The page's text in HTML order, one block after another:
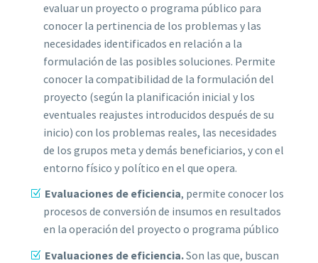
evaluar un proyecto o programa público para
conocer la pertinencia de los problemas y las
necesidades identificados en relación a la
formulación de las posibles soluciones. Permite
conocer la compatibilidad de la formulación del
proyecto (según la planificación inicial y los
eventuales reajustes introducidos después de su
inicio) con los problemas reales, las necesidades
de los grupos meta y demás beneficiarios, y con el
entorno físico y político en el que opera.
Evaluaciones de eficiencia, permite conocer los
procesos de conversión de insumos en resultados
en la operación del proyecto o programa público
Evaluaciones de eficiencia.Son las que, buscan